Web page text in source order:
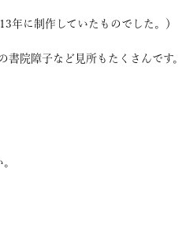
年に制作していたものでした。）
院障子など見所もたくさんです。